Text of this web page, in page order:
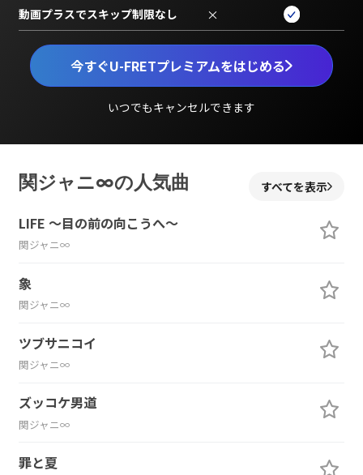
今すぐU-FRETプレミアムをはじめる
いつでもキャンセルできます
動画プラスでスキップ制限なし ×
関ジャニ∞の人気曲 すべてを表示
LIFE ～目の前の向こうへ～
関ジャニ∞
象
関ジャニ∞
ツブサニコイ
関ジャニ∞
ズッコケ男道
関ジャニ∞
罪と夏